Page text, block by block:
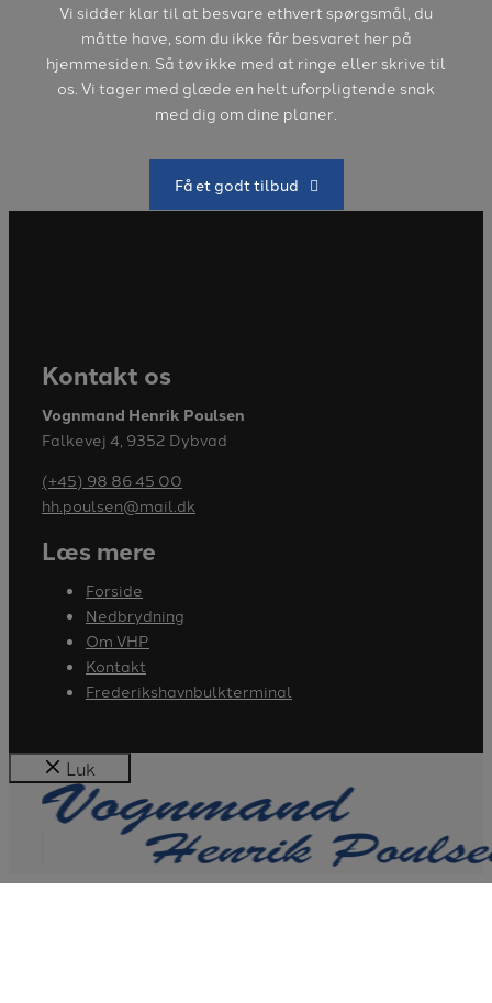
Vi sidder klar til at besvare ethvert spørgsmål, du
måtte have, som du ikke får besvaret her på
hjemmesiden. Så tøv ikke med at ringe eller skrive til
os. Vi tager med glæde en helt uforpligtende snak
med dig om dine planer.
Få et godt tilbud
Kontakt os
Vognmand Henrik Poulsen
Falkevej 4, 9352 Dybvad
(+45) 98 86 45 00
hh.poulsen@mail.dk
Læs mere
Forside
Nedbrydning
Om VHP
Kontakt
Frederikshavnbulkterminal
Luk